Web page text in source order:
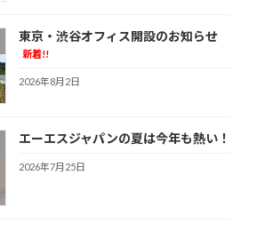
東京・渋谷オフィス開設のお知らせ
新着!!
2026年8月2日
エーエスジャパンの夏は今年も熱い！
2026年7月25日